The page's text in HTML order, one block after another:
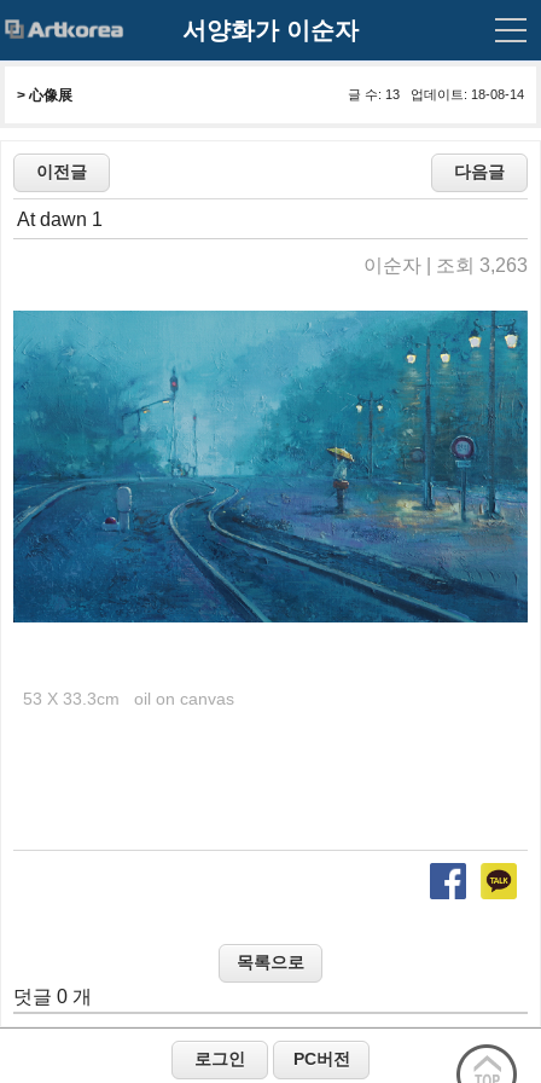
서양화가 이순자
글 수: 13 업데이트: 18-08-14
> 心像展
At dawn 1
이순자 | 조회 3,263
53 X 33.3cm oil on canvas
덧글 0 개